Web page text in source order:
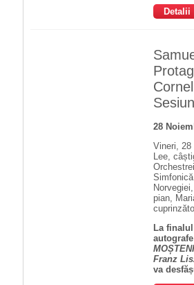
Detalii
28
Vineri, 28
Lee,
pian,
La
Franz
va